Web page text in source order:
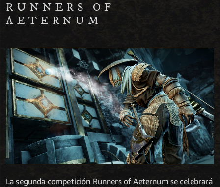
RUNNERS OF
AETERNUM
La segunda competición Runners of Aeternum se celebrará